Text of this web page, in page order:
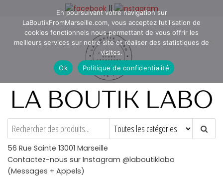
||
La Boutik Labo
La boutique de denicheur
de talents à Marseille en
56 Rue Sainte 13001 Marseille
Contactez-nous sur Instagram @laboutiklabo
(Messages + Appels)
En poursuivant votre navigation sur
LaBoutikFromMarseille.com, vous acceptez l’utilisation de
cookies fonctionnels nous permettant de vous offrir les
meilleurs services sur notre site et réaliser des statistiques de
visites.
Ok
Politique de confidentialité